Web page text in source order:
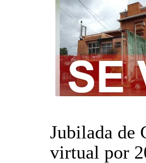
Jubilada de
virtual por